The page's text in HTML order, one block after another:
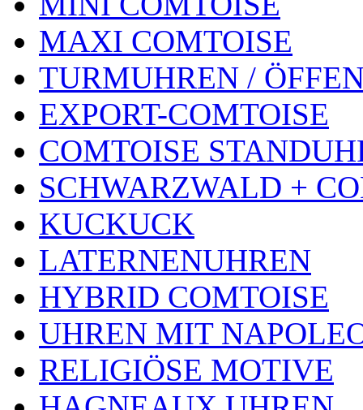
MAXI COMTOISE
TURMUHREN /
EXPORT-COMTOISE
COMTOISE
SCHWARZWALD +
KUCKUCK
LATERNENUHREN
HYBRID COMTOISE
UHREN MIT
RELIGIÖSE MOTIVE